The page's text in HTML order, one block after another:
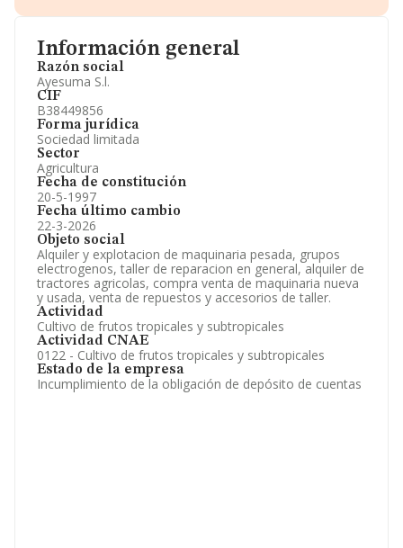
Información general
Razón social
Ayesuma S.l.
CIF
B38449856
Forma jurídica
Sociedad limitada
Sector
Agricultura
Fecha de constitución
20-5-1997
Fecha último cambio
22-3-2026
Objeto social
Alquiler y explotacion de maquinaria pesada, grupos
electrogenos, taller de reparacion en general, alquiler de
tractores agricolas, compra venta de maquinaria nueva
y usada, venta de repuestos y accesorios de taller.
Actividad
Cultivo de frutos tropicales y subtropicales
Actividad CNAE
0122 - Cultivo de frutos tropicales y subtropicales
Estado de la empresa
Incumplimiento de la obligación de depósito de cuentas
Información oficial y registral complementaria.